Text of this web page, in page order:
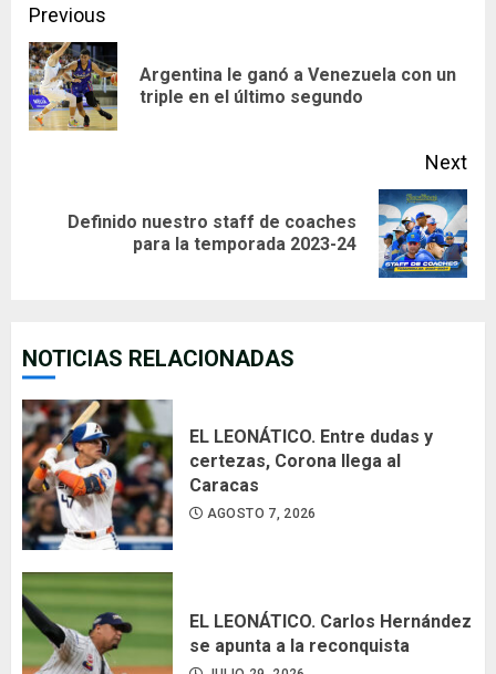
Continue
Reading
Previous
Argentina le ganó a Venezuela con un
triple en el último segundo
Next
NextDefinido nuestro staff de coaches
para la temporada 2023-24
NOTICIAS RELACIONADAS
EL LEONÁTICO. Entre dudas y
certezas, Corona llega al
Caracas
AGOSTO 7, 2026
EL LEONÁTICO. Carlos Hernández
se apunta a la reconquista